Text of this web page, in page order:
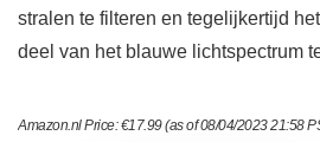
stralen te filteren en tegelijkertijd
deel van het blauwe lichtspectrum
Amazon.nl Price:€17.99(as of 08/04/2023 21:58